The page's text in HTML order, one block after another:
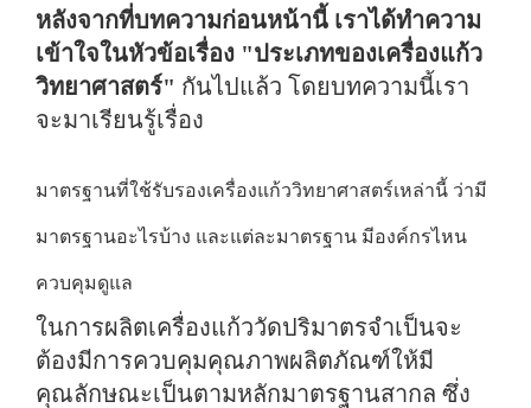
หลังจากที่บทความก่อนหน้านี้ เราได้ทำความ
เข้าใจในหัวข้อเรื่อง "ประเภทของเครื่องแก้ว
วิทยาศาสตร์" กันไปแล้ว โดยบทความนี้เรา
จะมาเรียนรู้เรื่อง
มาตรฐานที่ใช้รับรองเครื่องแก้ววิทยาศาสตร์เหล่านี้ ว่ามี
มาตรฐานอะไรบ้าง และแต่ละมาตรฐาน มีองค์กรไหน
ควบคุมดูแล
ในการผลิตเครื่องแก้ววัดปริมาตรจำเป็นจะ
ต้องมีการควบคุมคุณภาพผลิตภัณฑ์ให้มี
คุณลักษณะเป็นตามหลักมาตรฐานสากล ซึ่ง